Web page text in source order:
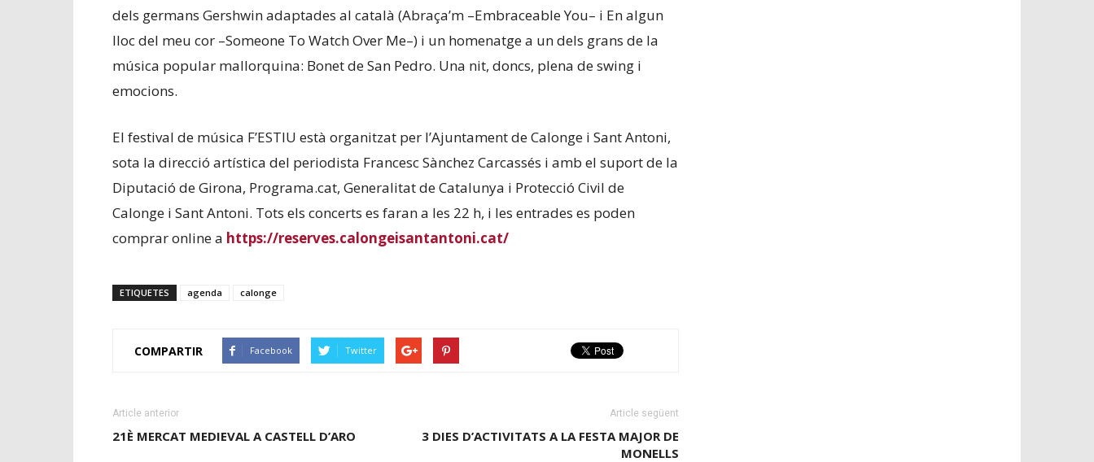
dels germans Gershwin adaptades al català (Abraça’m –Embraceable You– i En algun
lloc del meu cor –Someone To Watch Over Me–) i un homenatge a un dels grans de la
música popular mallorquina: Bonet de San Pedro. Una nit, doncs, plena de swing i
emocions.
El festival de música F’ESTIU està organitzat per l’Ajuntament de Calonge i Sant Antoni,
sota la direcció artística del periodista Francesc Sànchez Carcassés i amb el suport de la
Diputació de Girona, Programa.cat, Generalitat de Catalunya i Protecció Civil de
Calonge i Sant Antoni. Tots els concerts es faran a les 22 h, i les entrades es poden
comprar online a https://reserves.calongeisantantoni.cat/
ETIQUETES agenda calonge
COMPARTIR Facebook Twitter
Article anterior
21È MERCAT MEDIEVAL A CASTELL D’ARO
Article següent
3 DIES D’ACTIVITATS A LA FESTA MAJOR DE
MONELLS